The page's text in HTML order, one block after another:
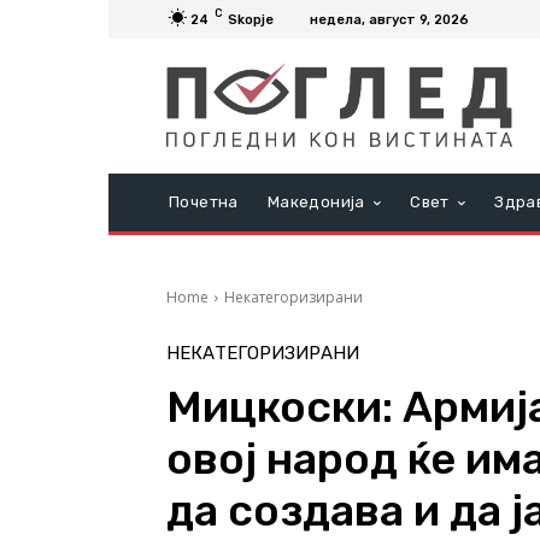
24 C Skopje недела, август 9, 2026
Почетна Македонија Свет
Home Некатегоризирани
НЕКАТЕГОРИЗИРАНИ
Мицкоски:
овој народ ќе
да создава и да